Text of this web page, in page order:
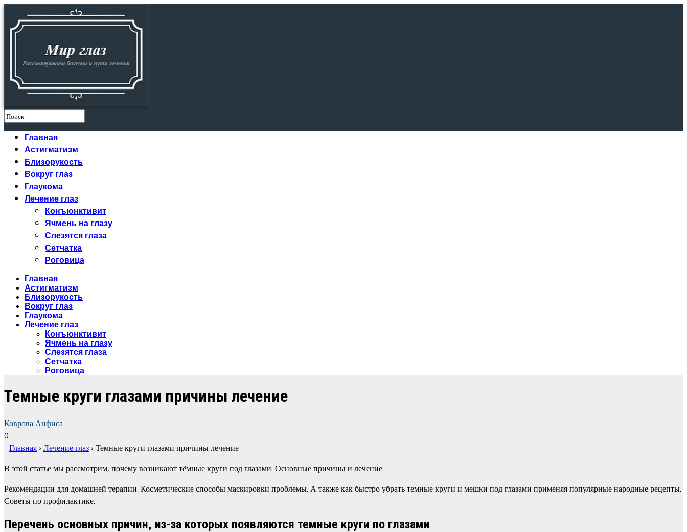
Главная
Астигматизм
Близорукость
Вокруг глаз
Глаукома
Лечение глаз
Конъюнктивит
Ячмень на глазу
Слезятся глаза
Сетчатка
Роговица
Главная
Астигматизм
Близорукость
Вокруг глаз
Глаукома
Лечение глаз
Конъюнктивит
Ячмень на глазу
Слезятся глаза
Сетчатка
Роговица
Темные круги глазами причины лечение
Коврова Анфиса
0
Главная › Лечение глаз › Темные круги глазами причины лечение
В этой статье мы рассмотрим, почему возникают тёмные круги под глазами. Основные причины и лечение.
Рекомендации для домашней терапии. Косметические способы маскировки проблемы. А также как быстро убрать темные круги и мешки под глазами применяя популярные народные рецепты.
Советы по профилактике.
Перечень основных причин, из-за которых появляются темные круги по глазами